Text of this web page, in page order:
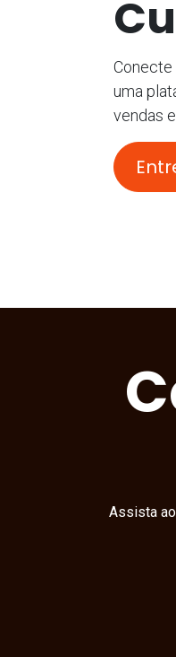
Conecte
uma
vendas
Assista